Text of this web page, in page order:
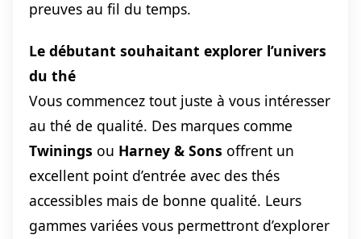
preuves au fil du temps.
Le débutant souhaitant explorer l’univers
du thé
Vous commencez tout juste à vous intéresser
au thé de qualité. Des marques comme
Twinings ou Harney & Sons offrent un
excellent point d’entrée avec des thés
accessibles mais de bonne qualité. Leurs
gammes variées vous permettront d’explorer